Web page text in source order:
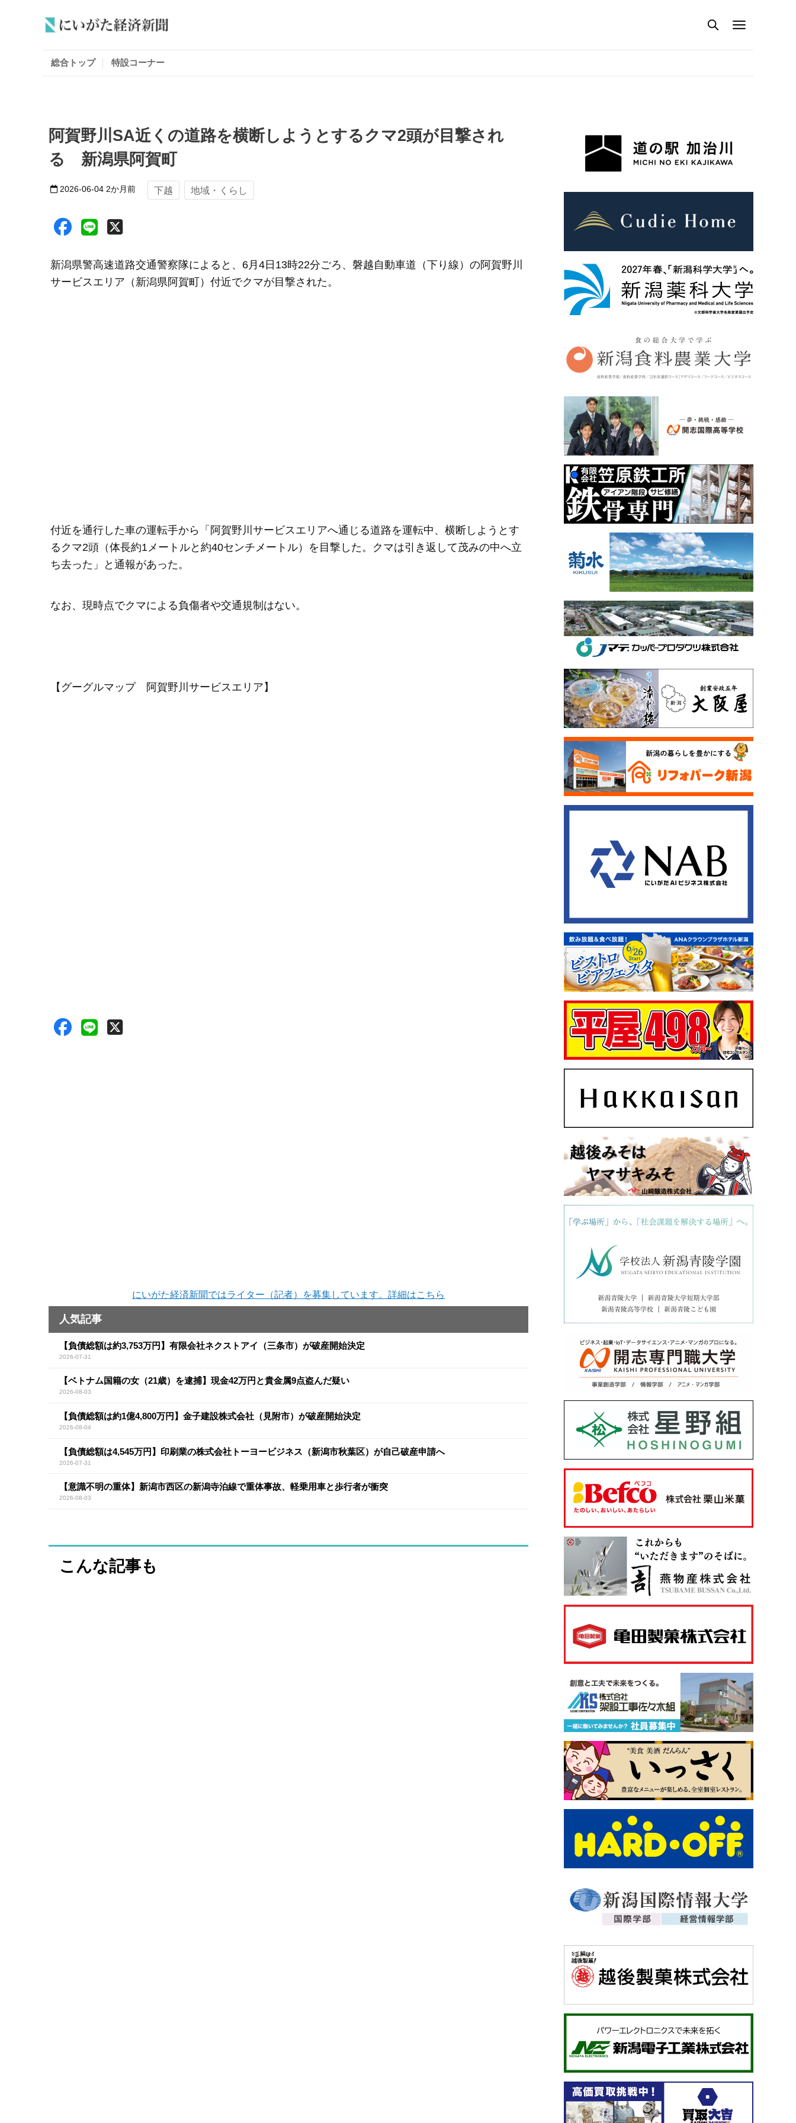
総合トップ 特設コーナー
阿賀野川SA近くの道路を横断しようとするクマ2頭が目撃され
る 新潟県阿賀町
2026-06-04 2か月前 下越 地域・くらし
新潟県警高速道路交通警察隊によると、6月4日13時22分ごろ、磐越自動車道（下り線）の阿賀野川
サービスエリア（新潟県阿賀町）付近でクマが目撃された。
付近を通行した車の運転手から「阿賀野川サービスエリアへ通じる道路を運転中、横断しようとす
るクマ2頭（体長約1メートルと約40センチメートル）を目撃した。クマは引き返して茂みの中へ立
ち去った」と通報があった。
なお、現時点でクマによる負傷者や交通規制はない。
【グーグルマップ 阿賀野川サービスエリア】
にいがた経済新聞ではライター（記者）を募集しています。詳細はこちら
人気記事
【負債総額は約3,753万円】有限会社ネクストアイ（三条市）が破産開始決定
2026-07-31
【ベトナム国籍の女（21歳）を逮捕】現金42万円と貴金属9点盗んだ疑い
2026-08-03
【負債総額は約1億4,800万円】金子建設株式会社（見附市）が破産開始決定
2026-08-04
【負債総額は4,545万円】印刷業の株式会社トーヨービジネス（新潟市秋葉区）が自己破産申請へ
2026-07-31
【意識不明の重体】新潟市西区の新潟寺泊線で重体事故、軽乗用車と歩行者が衝突
2026-08-03
こんな記事も